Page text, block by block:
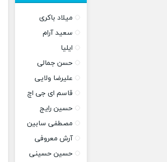
میلاد باکری
سعید آرام
ایلیا
حسن جمالی
علیرضا ولایی
قاسم ای جی اچ
حسین رایج
مصطفی سابین
آرش معروفی
حسین حسینی